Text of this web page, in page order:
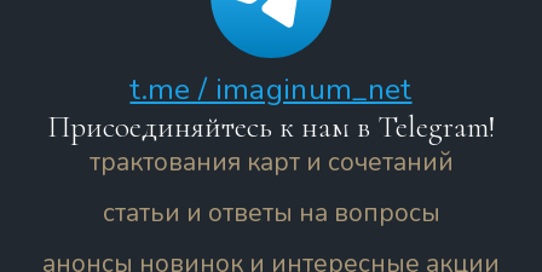
t.me / imaginum_net
Присоединяйтесь к нам в Telegram!
трактования карт и сочетаний
статьи и ответы на вопросы
анонсы новинок и интересные акции